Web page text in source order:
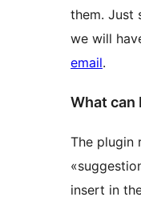
them. Just
we will
email.
What can
The plugin
insert in